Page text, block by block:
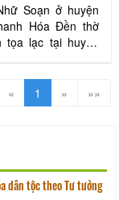
Soạn ở huyện
Đền thờ
tọa lạc tại huyện
vị tướng tài ba thời
Soạn (1392–
« 1 » »»
dân tộc theo Tư tưởng